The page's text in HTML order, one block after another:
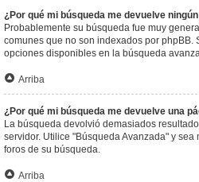
¿Por qué mi búsqueda me devuelve
Probablemente su búsqueda fue muy
comunes que no son indexados por phpBB.
opciones disponibles en la búsqueda
Arriba
¿Por qué mi búsqueda me devuelve una
La búsqueda devolvió demasiados
servidor. Utilice "Búsqueda Avanzada" y
foros de su búsqueda.
Arriba